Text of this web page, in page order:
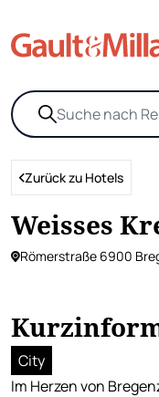
Zurück zu Hotels
Weisses
Römerstraße 6900
City
Im Herzen von